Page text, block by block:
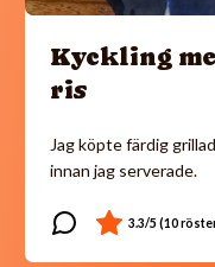
Kyckling
ris
Jag köpte färdig
innan jag serverade.